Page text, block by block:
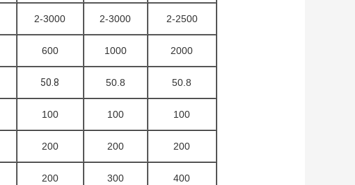
2-3000 2-3000 2-2500
600 1000 2000
50.8 50.8 50.8
100 100 100
200 200 200
200 300 400